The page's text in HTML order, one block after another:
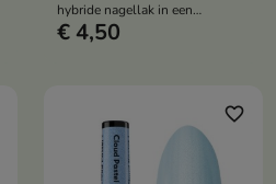
hybride nagellak in een
romantische lila tint met een
€ 4,50
favorite_border